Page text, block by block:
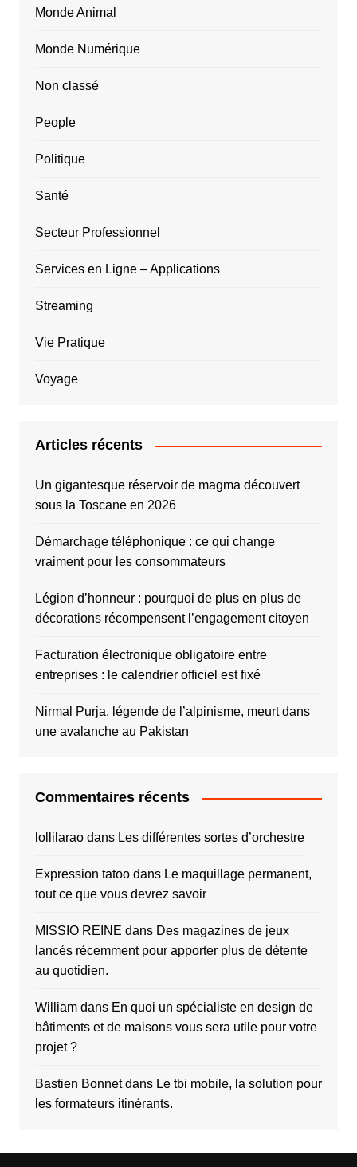
Monde Animal
Monde Numérique
Non classé
People
Politique
Santé
Secteur Professionnel
Services en Ligne – Applications
Streaming
Vie Pratique
Voyage
Articles récents
Un gigantesque réservoir de magma découvert
sous la Toscane en 2026
Démarchage téléphonique : ce qui change
vraiment pour les consommateurs
Légion d’honneur : pourquoi de plus en plus de
décorations récompensent l’engagement citoyen
Facturation électronique obligatoire entre
entreprises : le calendrier officiel est fixé
Nirmal Purja, légende de l’alpinisme, meurt dans
une avalanche au Pakistan
Commentaires récents
lollilaraodans Les différentes sortes d’orchestre
Expression tatoodans Le maquillage permanent,
tout ce que vous devrez savoir
MISSIO REINE dans Des magazines de jeux
lancés récemment pour apporter plus de détente
au quotidien.
Williamdans En quoi un spécialiste en design de
bâtiments et de maisons vous sera utile pour votre
projet ?
Bastien Bonnetdans Le tbi mobile, la solution pour
les formateurs itinérants.